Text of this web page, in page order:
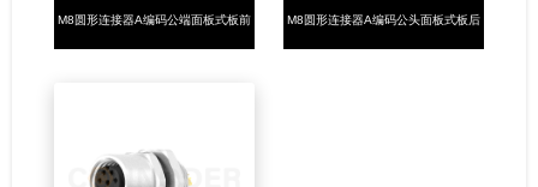
M8圆形连接器A编码公端面板式板前 M8圆形连接器A编码公头面板式板后